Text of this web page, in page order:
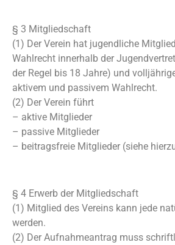
§ 3 Mitgliedschaft
(1) Der Verein hat jugendliche
Wahlrecht innerhalb der
der Regel bis 18 Jahre) und
aktivem und passivem Wahlrecht.
(2) Der Verein führt
– aktive Mitglieder
– passive Mitglieder
– beitragsfreie Mitglieder (siehe
§ 4 Erwerb der Mitgliedschaft
(1) Mitglied des Vereins kann jede
werden.
(2) Der Aufnahmeantrag muss